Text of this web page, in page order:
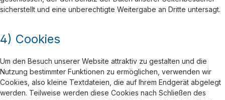
sicherstellt und eine unberechtigte Weitergabe an Dritte untersagt.
4) Cookies
Um den Besuch unserer Website attraktiv zu gestalten und die
Nutzung bestimmter Funktionen zu ermöglichen, verwenden wir
Cookies, also kleine Textdateien, die auf Ihrem Endgerät abgelegt
werden. Teilweise werden diese Cookies nach Schließen des